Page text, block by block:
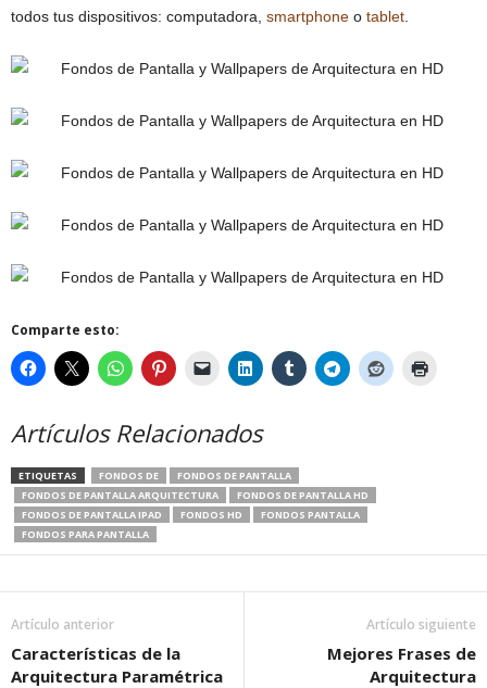
todos tus dispositivos: computadora, smartphone o tablet
Comparte esto:
Artículos Relacionados
ETIQUETAS FONDOS DE
FONDOS DE PANTALLA
FONDOS DE PANTALLA ARQUITECTURA
FONDOS DE PANTALLA HD
FONDOS DE PANTALLA IPAD
FONDOS HD
FONDOS PANTALLA
FONDOS PARA PANTALLA
Artículo anterior
Características de la
Arquitectura Paramétrica
Artículo siguiente
Mejores Frases de
Arquitectura